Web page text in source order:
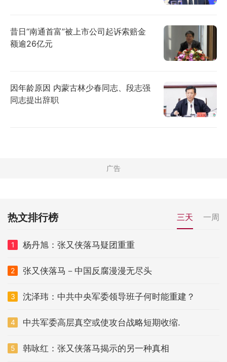
昔日“南通首富”被上市公司起诉索赔金
额逾26亿元
因年龄原因 内蒙古林少春同志、段志强
同志提出辞职
热文排行榜 三天 一周
1 杨丹旭：张又侠落马疑团重重
2 张又侠落马－中国反腐漫漫无尽头
3 沈泽玮：中共中央军委领导班子何时能重建？
4 中共军委高层真空或使攻台战略短期收缩.
5 韩咏红：张又侠落马揭示的另一种真相